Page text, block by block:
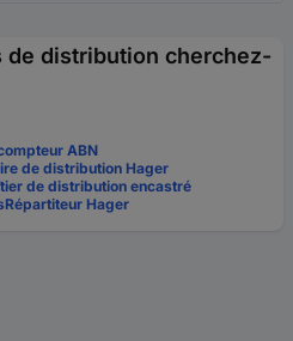
de distribution cherchez-
ABN
de distribution Hager
de distribution encastré
Répartiteur Hager